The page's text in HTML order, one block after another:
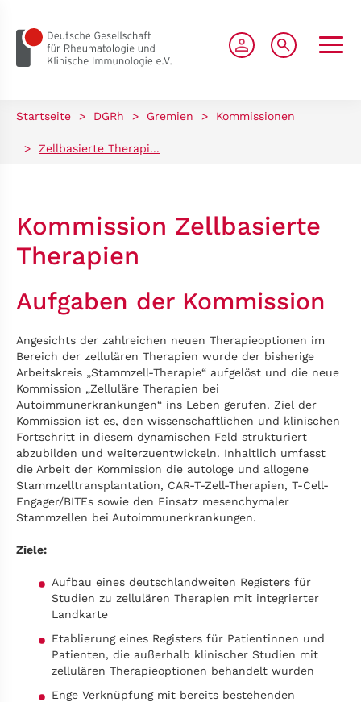
Startseite > DGRh > Gremien > Kommissionen
> Zellbasierte Therapi...
Kommission Zellbasierte
Therapien
Aufgaben der Kommission
Angesichts der zahlreichen neuen Therapieoptionen im
Bereich der zellulären Therapien wurde der bisherige
Arbeitskreis „Stammzell-Therapie“ aufgelöst und die neue
Kommission „Zelluläre Therapien bei
Autoimmunerkrankungen“ ins Leben gerufen. Ziel der
Kommission ist es, den wissenschaftlichen und klinischen
Fortschritt in diesem dynamischen Feld strukturiert
abzubilden und weiterzuentwickeln. Inhaltlich umfasst
die Arbeit der Kommission die autologe und allogene
Stammzelltransplantation, CAR-T-Zell-Therapien, T-Cell-
Engager/BITEs sowie den Einsatz mesenchymaler
Stammzellen bei Autoimmunerkrankungen.
Ziele:
Aufbau eines deutschlandweiten Registers für
Studien zu zellulären Therapien mit integrierter
Landkarte
Etablierung eines Registers für Patientinnen und
Patienten, die außerhalb klinischer Studien mit
zellulären Therapieoptionen behandelt wurden
Enge Verknüpfung mit bereits bestehenden